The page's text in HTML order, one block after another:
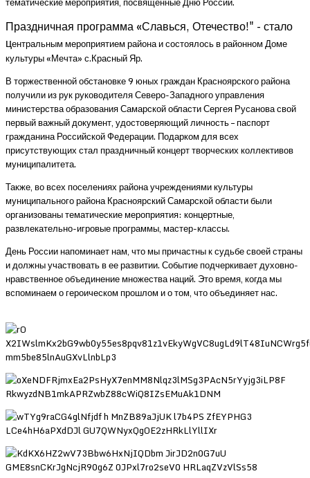
Праздничная программа «Славься, Отечество!" - стало
центральным мероприятием района и состоялось в районном Доме
культуры «Мечта» с.Красный Яр.
В торжественной обстановке 9 юных граждан Красноярского района
получили из рук руководителя Северо-Западного управления
министерства образования Самарской области Сергея Русанова свой
первый важный документ, удостоверяющий личность – паспорт
гражданина Российской Федерации. Подарком для всех
присутствующих стал праздничный концерт творческих коллективов
муниципалитета.
Также, во всех поселениях района учреждениями культуры
муниципального района Красноярский Самарской области были
организованы тематические мероприятия: концертные,
развлекательно-игровые программы, мастер-классы.
День России напоминает нам, что мы причастны к судьбе своей страны
и должны участвовать в ее развитии. Событие подчеркивает духовно-
нравственное объединение множества наций. Это время, когда мы
вспоминаем о героическом прошлом и о том, что объединяет нас.